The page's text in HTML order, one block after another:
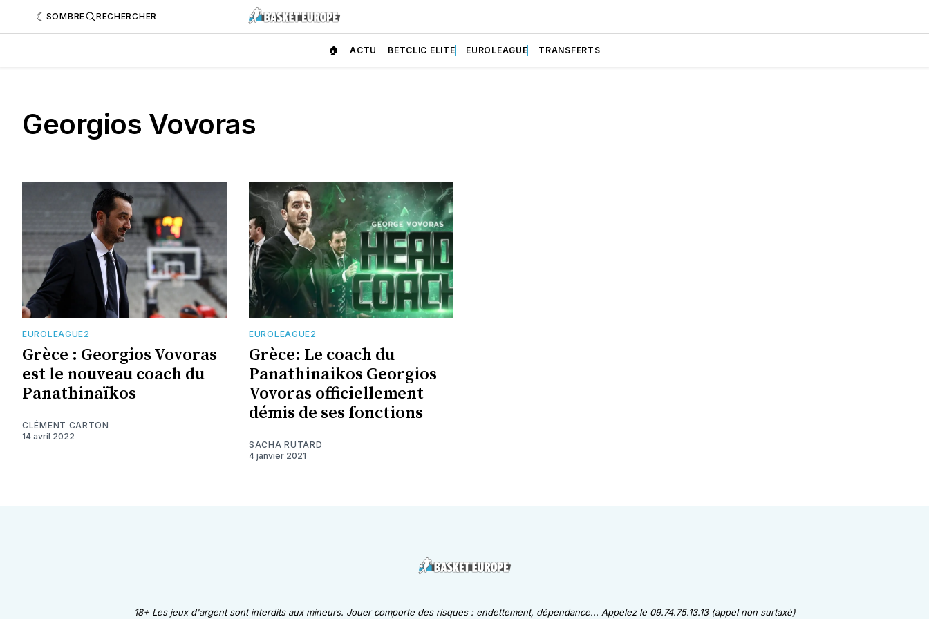
SOMBRE RECHERCHER
🏠 ACTU BETCLIC ELITE EUROLEAGUE TRANSFERTS
Georgios Vovoras
EUROLEAGUE2
Grèce : Georgios Vovoras
est le nouveau coach du
Panathinaïkos
CLÉMENT CARTON
14 avril 2022
EUROLEAGUE2
Grèce: Le coach du
Panathinaikos Georgios
Vovoras officiellement
démis de ses fonctions
SACHA RUTARD
4 janvier 2021
18+ Les jeux d'argent sont interdits aux mineurs. Jouer comporte des risques : endettement, dépendance... Appelez le 09.74.75.13.13 (appel non surtaxé)